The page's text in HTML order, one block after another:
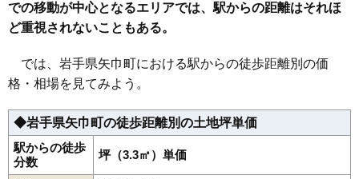
での移動が中心となるエリアでは、駅からの距離はそれほ
ど重視されないこともある。
では、岩手県矢巾町における駅からの徒歩距離別の価
格・相場を見てみよう。
◆岩手県矢巾町の徒歩距離別の土地坪単価
駅からの徒歩
分数
坪（3.3㎡）単価